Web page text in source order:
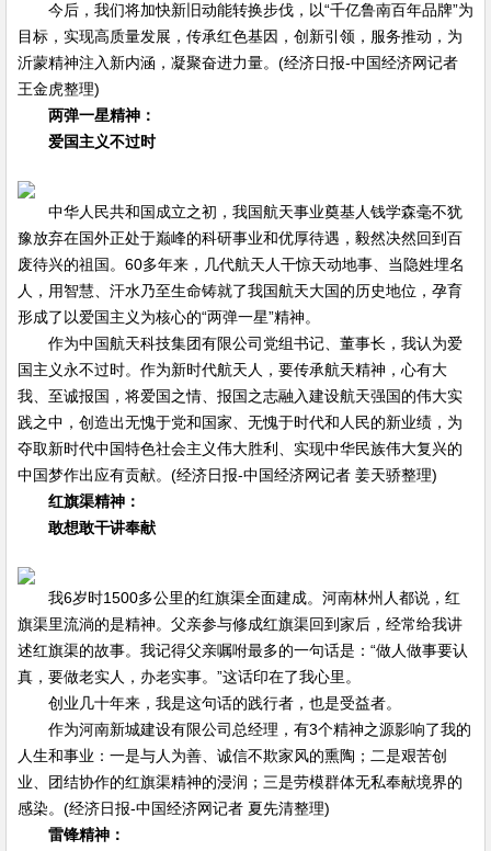
今后，我们将加快新旧动能转换步伐，以“千亿鲁南百年品牌”为
目标，实现高质量发展，传承红色基因，创新引领，服务推动，为
沂蒙精神注入新内涵，凝聚奋进力量。(经济日报-中国经济网记者
王金虎整理)
两弹一星精神：
爱国主义不过时
中华人民共和国成立之初，我国航天事业奠基人钱学森毫不犹
豫放弃在国外正处于巅峰的科研事业和优厚待遇，毅然决然回到百
废待兴的祖国。60多年来，几代航天人干惊天动地事、当隐姓埋名
人，用智慧、汗水乃至生命铸就了我国航天大国的历史地位，孕育
形成了以爱国主义为核心的“两弹一星”精神。
作为中国航天科技集团有限公司党组书记、董事长，我认为爱
国主义永不过时。作为新时代航天人，要传承航天精神，心有大
我、至诚报国，将爱国之情、报国之志融入建设航天强国的伟大实
践之中，创造出无愧于党和国家、无愧于时代和人民的新业绩，为
夺取新时代中国特色社会主义伟大胜利、实现中华民族伟大复兴的
中国梦作出应有贡献。(经济日报-中国经济网记者 姜天骄整理)
红旗渠精神：
敢想敢干讲奉献
我6岁时1500多公里的红旗渠全面建成。河南林州人都说，红
旗渠里流淌的是精神。父亲参与修成红旗渠回到家后，经常给我讲
述红旗渠的故事。我记得父亲嘱咐最多的一句话是：“做人做事要认
真，要做老实人，办老实事。”这话印在了我心里。
创业几十年来，我是这句话的践行者，也是受益者。
作为河南新城建设有限公司总经理，有3个精神之源影响了我的
人生和事业：一是与人为善、诚信不欺家风的熏陶；二是艰苦创
业、团结协作的红旗渠精神的浸润；三是劳模群体无私奉献境界的
感染。(经济日报-中国经济网记者 夏先清整理)
雷锋精神：